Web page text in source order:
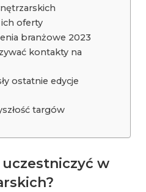
oferty
branżowe 2023
kontakty na
ostatnie edycje
targów
w